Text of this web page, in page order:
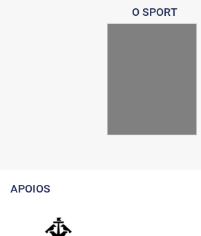
O SPORT
APOIOS